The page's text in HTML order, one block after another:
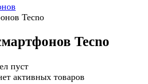
Tecno
Tecno
пуст
активных товаров